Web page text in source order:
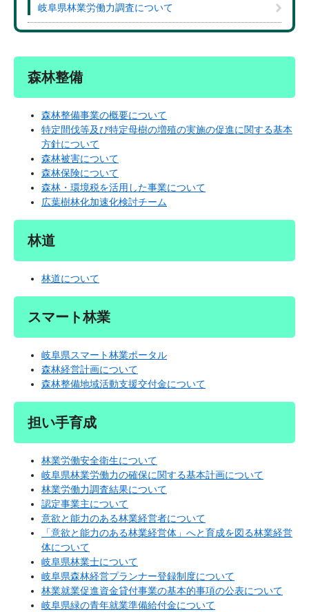
岐阜県林業労働力調査について
森林整備
森林整備事業の概要について
特定間伐等及び特定母樹の増殖の実施の促進に関する基本
方針について
森林被害について
森林保険について
森林・環境税を活用した事業について
広葉樹林化加速化検討チーム
林道
林道について
スマート林業
岐阜県スマート林業ポータル
森林経営計画について
森林整備地域活動支援交付金について
担い手育成
林業労働安全衛生について
岐阜県林業労働力の確保に関する基本計画について
林業労働力調査結果について
認定事業主について
意欲と能力のある林業経営者について
「意欲と能力のある林業経営体」へと育成を図る林業経営
体について
岐阜県林業士について
岐阜県森林経営プランナー登録制度について
林業就業促進資金貸付事業の基本的事項の公表について
岐阜県緑の青年就業準備給付金について